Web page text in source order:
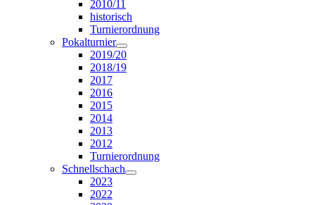
2010/11
historisch
Turnierordnung
Pokalturnier
2019/20
2018/19
2017
2016
2015
2014
2013
2012
Turnierordnung
Schnellschach
2023
2022